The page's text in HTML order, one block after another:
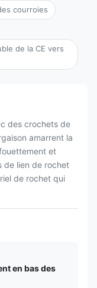
courroies
de la CE vers
des crochets de
amarrent la
et
de lien de rochet
de rochet qui
en bas des